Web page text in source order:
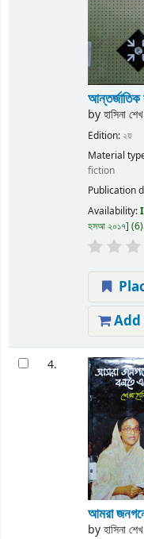
byহাসিনা
Edition: ২য়
Material
fiction
Publication
Availability:
হসআ ২০১৭
Add
4.
আমরা
byহাসিনা